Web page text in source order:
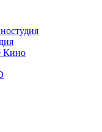
Кино